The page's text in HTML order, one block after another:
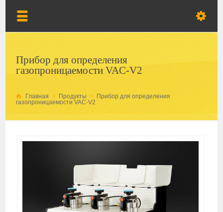
Прибор для определения
газопроницаемости VAC-V2
Главная Продукты
Прибор для определения
газопроницаемости VAC-V2